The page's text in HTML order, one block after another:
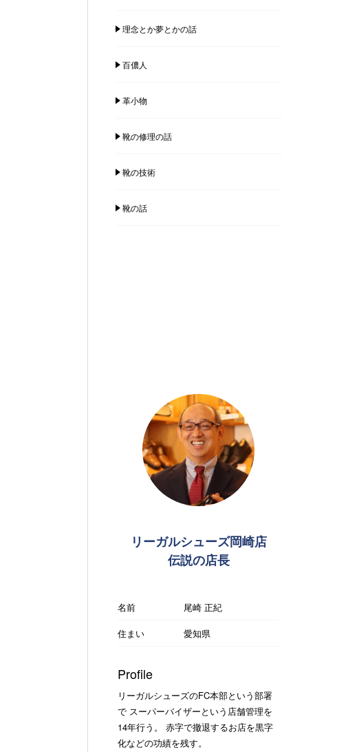
理念とか夢とかの話
百儂人
革小物
靴の修理の話
靴の技術
靴の話
リーガルシューズ岡崎店
伝説の店長
名前
尾崎 正紀
住まい
愛知県
Profile
リーガルシューズのFC本部という部署
で スーパーバイザーという店舗管理を
14年行う。 赤字で撤退するお店を黒字
化などの功績を残す。